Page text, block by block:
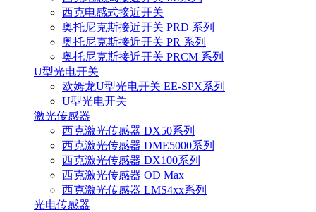
西克电感式接近开关
奥托尼克斯接近开关 PRD 系列
奥托尼克斯接近开关 PR 系列
奥托尼克斯接近开关 PRCM 系列
U型光电开关
欧姆龙U型光电开关 EE-SPX系列
U型光电开关
激光传感器
西克激光传感器 DX50系列
西克激光传感器 DME5000系列
西克激光传感器 DX100系列
西克激光传感器 OD Max
西克激光传感器 LMS4xx系列
光电传感器